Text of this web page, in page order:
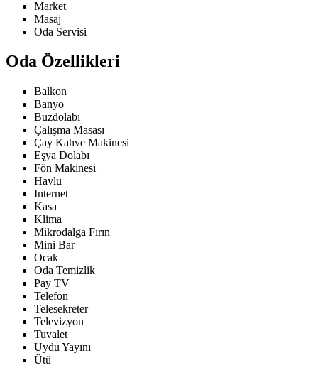
Market
Masaj
Oda Servisi
Oda Özellikleri
Balkon
Banyo
Buzdolabı
Çalışma Masası
Çay Kahve Makinesi
Eşya Dolabı
Fön Makinesi
Havlu
Internet
Kasa
Klima
Mikrodalga Fırın
Mini Bar
Ocak
Oda Temizlik
Pay TV
Telefon
Telesekreter
Televizyon
Tuvalet
Uydu Yayını
Ütü